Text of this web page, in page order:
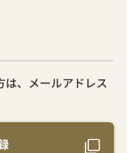
は、メールアドレス